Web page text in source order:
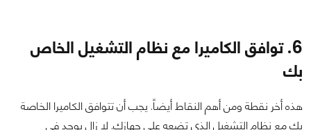
6. توافق الكاميرا مع نظام التشغيل الخاص
بك
هذه أخر نقطة ومن أهم النقاط أيضاً. يجب أن تتوافق الكاميرا الخاصة
بك مع نظام التشغيل الذي تضعه على جهازك. لا زال يوجد في